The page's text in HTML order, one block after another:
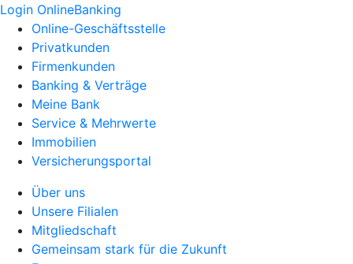
Login OnlineBanking
Online-Geschäftsstelle
Privatkunden
Firmenkunden
Banking & Verträge
Meine Bank
Service & Mehrwerte
Immobilien
Versicherungsportal
Über uns
Unsere Filialen
Mitgliedschaft
Gemeinsam stark für die Zukunft